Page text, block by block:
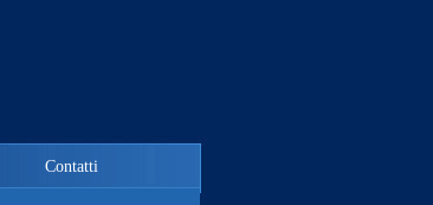
Contatti